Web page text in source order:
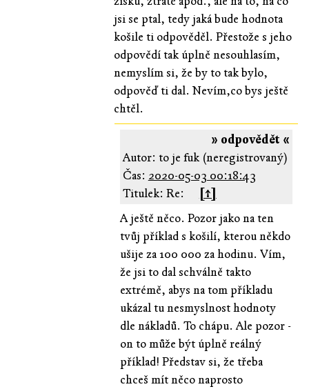
jsi se ptal, tedy jaká bude hodnota
košile ti odpověděl. Přestože s jeho
odpovědí tak úplně nesouhlasím,
nemyslím si, že by to tak bylo,
odpověď ti dal. Nevím,co bys ještě
chtěl.
» odpovědět «
Autor: to je fuk (neregistrovaný)
Čas: 2020-05-03 00:18:43
Titulek: Re:
[↑]
A ještě něco. Pozor jako na ten
tvůj příklad s košilí, kterou někdo
ušije za 100 000 za hodinu. Vím,
že jsi to dal schválně takto
extrémě, abys na tom příkladu
ukázal tu nesmyslnost hodnoty
dle nákladů. To chápu. Ale pozor -
on to může být úplně reálný
příklad! Představ si, že třeba
chceš mít něco naprosto